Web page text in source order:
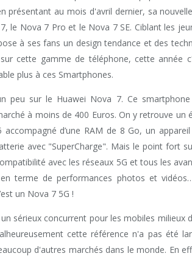
présentant au mois d'avril dernier, sa
le Nova 7 Pro et le Nova 7 SE. Ciblant les
à ses fans un design tendance et des
cette gamme de téléphone, cette année
plus à ces Smartphones.
peu sur le Huawei Nova 7. Ce
à moins de 400 Euros. On y retrouve un
accompagné d’une RAM de 8 Go, un
avec "SuperCharge". Mais le point fort
avec les réseaux 5G et tous les
terme de performances photos et
un Nova 7 5G !
sérieux concurrent pour les mobiles milieux
cette référence n'a pas été
d'autres marchés dans le monde. En